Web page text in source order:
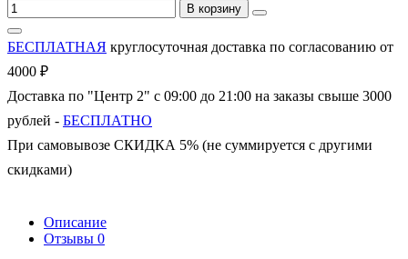
В корзину
БЕСПЛАТНАЯ круглосуточная доставка по согласованию от
4000 ₽
Доставка по "Центр 2" с 09:00 до 21:00 на заказы свыше 3000
рублей - БЕСПЛАТНО
При самовывозе СКИДКА 5% (не суммируется с другими
скидками)
Описание
Отзывы 0